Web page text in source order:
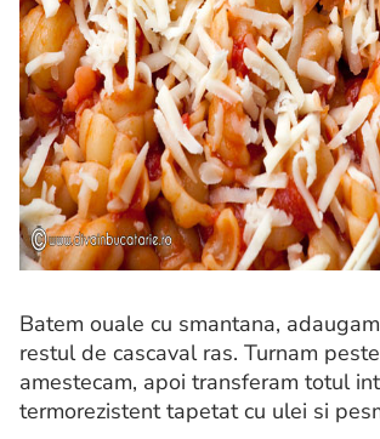
Batem ouale cu smantana,
restul de cascaval ras. Turnam
amestecam, apoi transferam totul
termorezistent tapetat cu ulei si